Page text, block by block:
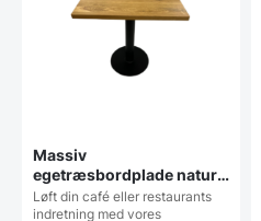
Massiv
egetræsbordplade natur
lakeret
Løft din café eller restaurants
indretning med vores